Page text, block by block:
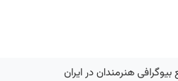
هنرمندان در ایران